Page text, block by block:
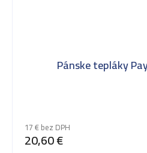
Pánske tepláky
17 € bez DPH
20,60 €